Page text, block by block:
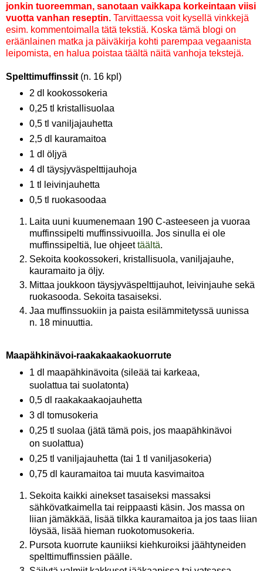
jonkin tuoreemman, sanotaan vaikkapa korkeintaan viisi
vuotta vanhan reseptin. Tarvittaessa voit kysellä vinkkejä
esim. kommentoimalla tätä tekstiä. Koska tämä blogi on
eräänlainen matka ja päiväkirja kohti parempaa vegaanista
leipomista, en halua poistaa täältä näitä vanhoja tekstejä.
Spelttimuffinssit (n. 16 kpl)
2 dl kookossokeria
0,25 tl kristallisuolaa
0,5 tl vaniljajauhetta
2,5 dl kauramaitoa
1 dl öljyä
4 dl täysjyväspelttijauhoja
1 tl leivinjauhetta
0,5 tl ruokasoodaa
Laita uuni kuumenemaan 190 C-asteeseen ja vuoraa
muffinssipelti muffinssivuoilla. Jos sinulla ei ole
muffinssipeltiä, lue ohjeettäältä.
Sekoita kookossokeri, kristallisuola, vaniljajauhe,
kauramaito ja öljy.
Mittaa joukkoon täysjyväspelttijauhot, leivinjauhe sekä
ruokasooda. Sekoita tasaiseksi.
Jaa muffinssuokiin ja paista esilämmitetyssä uunissa
n. 18 minuuttia.
Maapähkinävoi-raakakaakaokuorrute
1 dl maapähkinävoita (sileää tai karkeaa,
suolattua tai suolatonta)
0,5 dl raakakaakaojauhetta
3 dl tomusokeria
0,25 tl suolaa (jätä tämä pois, jos maapähkinävoi
on suolattua)
0,25 tl vaniljajauhetta (tai 1 tl vaniljasokeria)
0,75 dl kauramaitoa tai muuta kasvimaitoa
Sekoita kaikki ainekset tasaiseksi massaksi
sähkövatkaimella tai reippaasti käsin. Jos massa on
liian jämäkkää, lisää tilkka kauramaitoa ja jos taas liian
löysää, lisää hieman ruokotomusokeria.
Pursota kuorrute kauniiksi kiehkuroiksi jäähtyneiden
spelttimuffinssien päälle.